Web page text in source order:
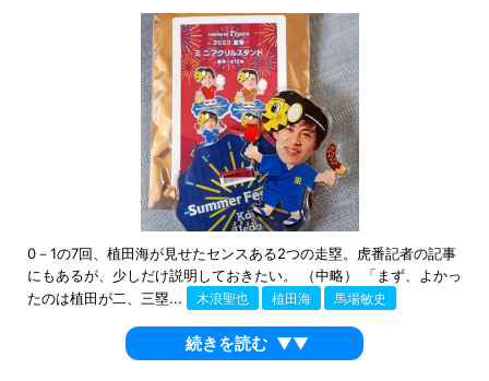
0－1の7回、植田海が見せたセンスある2つの走塁。虎番記者の記事
にもあるが、少しだけ説明しておきたい。 （中略） 「まず、よかっ
たのは植田が二、三塁...
木浪聖也 植田海 馬場敏史
続きを読む ▼▼